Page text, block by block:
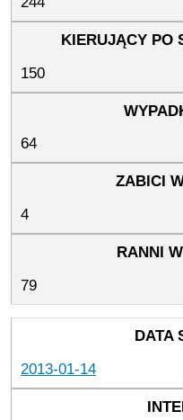
150
64
4
79
2013-01-14